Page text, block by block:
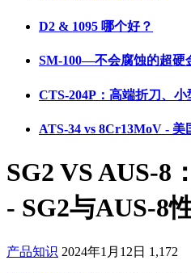
D2 & 1095 哪个好？
SM-100—不会腐蚀的超硬
CTS-204P：高端折刀、
ATS-34 vs 8Cr13MoV -
SG2 VS AUS-8
- SG2与AUS-8
产品知识 2024年1月12日 1,172